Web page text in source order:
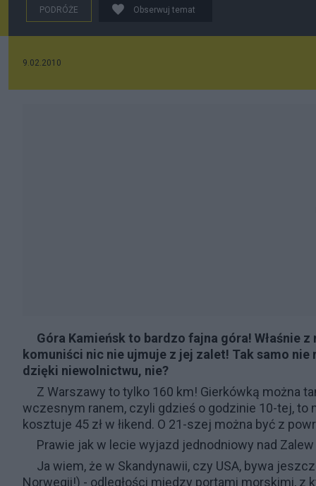
PODRÓŻE Obserwuj temat
9.02.2010
Góra Kamieńsk to bardzo fajna góra! Właśnie
komuniści nic nie ujmuje z jej zalet! Tak samo
dzięki niewolnictwu, nie?
Z Warszawy to tylko 160 km! Gierkówką można
wczesnym ranem, czyli gdzieś o godzinie 10-tej, to
kosztuje 45 zł w łikend. O 21-szej można być z
Prawie jak w lecie wyjazd jednodniowy nad
Ja wiem, że w Skandynawii, czy USA, bywa
Norwegii!) - odległości między portami morskimi, z